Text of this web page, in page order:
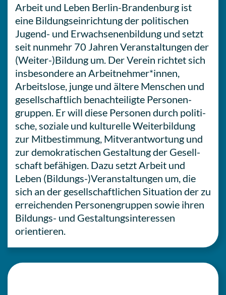
Arbeit und Leben Berlin-Bran­den­burg ist
eine Bil­dungs­ein­rich­tung der poli­ti­schen
Jugend- und Erwach­se­nen­bil­dung und setzt
seit nunmehr 70 Jahren Ver­an­stal­tun­gen der
(Weiter-)Bildung um. Der Verein richtet sich
ins­be­son­de­re an Arbeitnehmer*innen,
Arbeits­lo­se, junge und ältere Men­schen und
gesell­schaft­lich benach­tei­lig­te Per­so­nen­
grup­pen. Er will diese Per­so­nen durch poli­ti­
sche, soziale und kul­tu­rel­le Wei­ter­bil­dung
zur Mit­be­stim­mung, Mit­ver­ant­wor­tung und
zur demo­kra­ti­schen Gestal­tung der Gesell­
schaft befä­hi­gen. Dazu setzt Arbeit und
Leben (Bildungs-)Veranstaltungen um, die
sich an der gesell­schaft­li­chen Situa­ti­on der zu
errei­chen­den Per­so­nen­grup­pen sowie ihren
Bil­dungs- und Gestal­tungs­in­ter­es­sen
orientieren.